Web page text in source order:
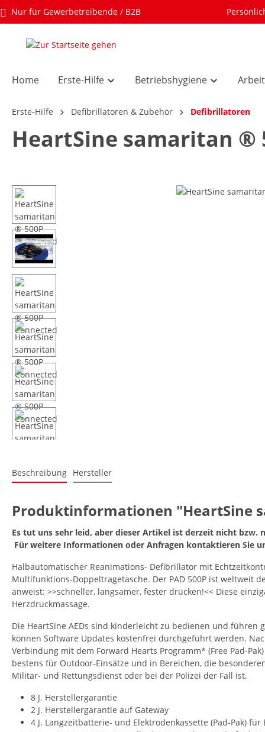
Nur für Gewerbetreibende / B2B
Home Erste-Hilfe Betriebshygiene
Erste-Hilfe Defibrillatoren & Zubehör Defibrillatoren
HeartSine samaritan ®
Beschreibung Hersteller
Produktinformationen "HeartSine
Es tut uns sehr leid, aber dieser Artikel ist derzeit nicht bzw.
Für weitere Informationen oder Anfragen kontaktieren Sie
Halbautomatischer Reanimations- Defibrillator mit
Multifunktions-Doppeltragetasche. Der PAD 500P ist weltweit
anweist: >>schneller, langsamer, fester drücken!<< Diese
Herzdruckmassage.
Die HeartSine AEDs sind kinderleicht zu bedienen und
können Software Updates kostenfrei durchgeführt werden.
Verbindung mit dem Forward Hearts Programm* (Free Pad-
bestens für Outdoor-Einsätze und in Bereichen, die
Militär- und Rettungsdienst oder bei der Polizei der Fall ist.
8 J. Herstellergarantie
2 J. Herstellergarantie auf Gateway
4 J. Langzeitbatterie- und Elektrodenkassette (Pad-Pak)